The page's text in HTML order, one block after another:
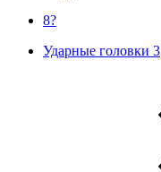
8?
Ударные головки 3